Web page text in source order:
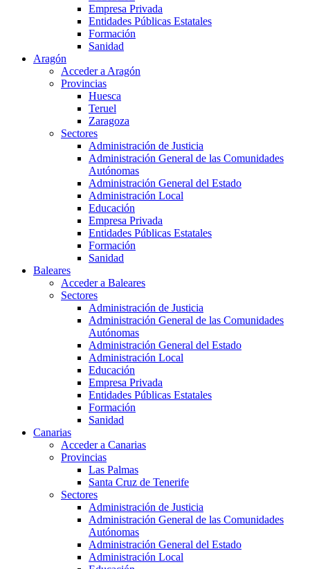
Empresa Privada
Entidades Públicas Estatales
Formación
Sanidad
Aragón
Acceder a Aragón
Provincias
Huesca
Teruel
Zaragoza
Sectores
Administración de Justicia
Administración General de las Comunidades
Autónomas
Administración General del Estado
Administración Local
Educación
Empresa Privada
Entidades Públicas Estatales
Formación
Sanidad
Baleares
Acceder a Baleares
Sectores
Administración de Justicia
Administración General de las Comunidades
Autónomas
Administración General del Estado
Administración Local
Educación
Empresa Privada
Entidades Públicas Estatales
Formación
Sanidad
Canarias
Acceder a Canarias
Provincias
Las Palmas
Santa Cruz de Tenerife
Sectores
Administración de Justicia
Administración General de las Comunidades
Autónomas
Administración General del Estado
Administración Local